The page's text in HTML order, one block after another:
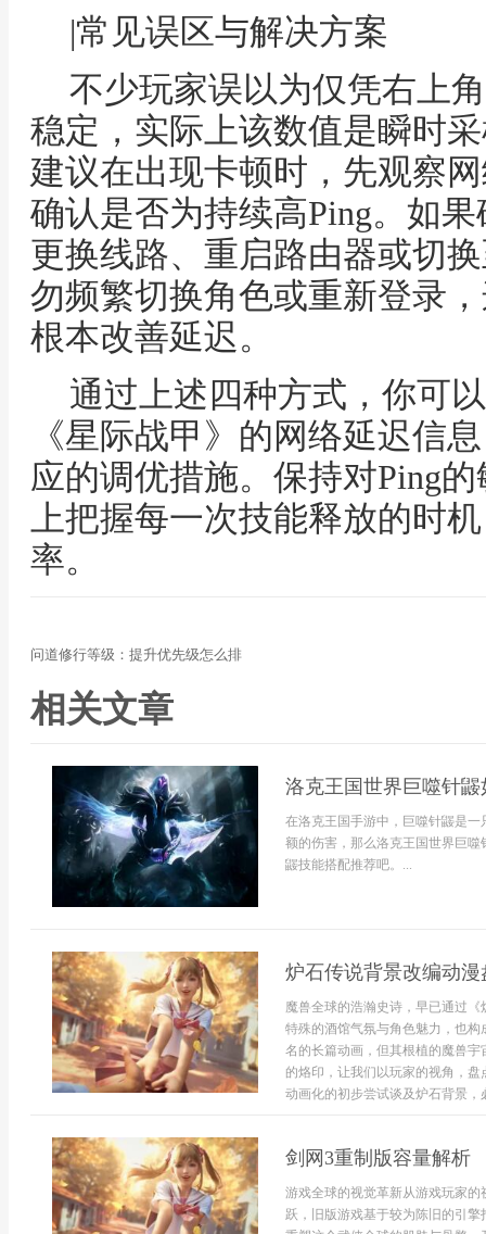
|常见误区与解决方案
不少玩家误以为仅凭右上
稳定，实际上该数值是瞬时
建议在出现卡顿时，先观察
确认是否为持续高Ping。如
更换线路、重启路由器或切
勿频繁切换角色或重新登录
根本改善延迟。
通过上述四种方式，你可
《星际战甲》的网络延迟信
应的调优措施。保持对Ping
上把握每一次技能释放的时
率。
问道修行等级：提升优先级怎么排
相关文章
洛克王国世界巨噬针
在洛克王国手游中，巨噬针鼹是
额的伤害，那么洛克王国世界巨
鼹技能搭配推荐吧。...
炉石传说背景改编动
魔兽全球的浩瀚史诗，早已通过
特殊的酒馆气氛与角色魅力，也
名的长篇动画，但其根植的魔兽
的烙印，让我们以玩家的视角，
动画化的初步尝试谈及炉石背景
剑网3重制版容量解析
游戏全球的视觉革新从游戏玩家
跃，旧版游戏基于较为陈旧的引